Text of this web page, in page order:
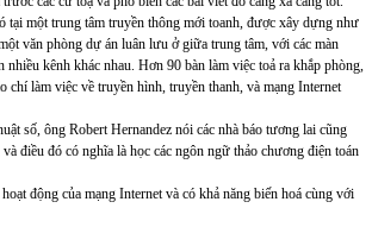
tại một trung tâm truyền thông mới toanh, được xây dựng như
văn phòng dự án luân lưu ở giữa trung tâm, với các màn
nhiều kênh khác nhau. Hơn 90 bàn làm việc toả ra khắp phòng,
chí làm việc về truyền hình, truyền thanh, và mạng Internet
số, ông Robert Hernandez nói các nhà báo tương lai cũng
điều đó có nghĩa là học các ngôn ngữ thảo chương điện toán
động của mạng Internet và có khả năng biến hoá cùng với